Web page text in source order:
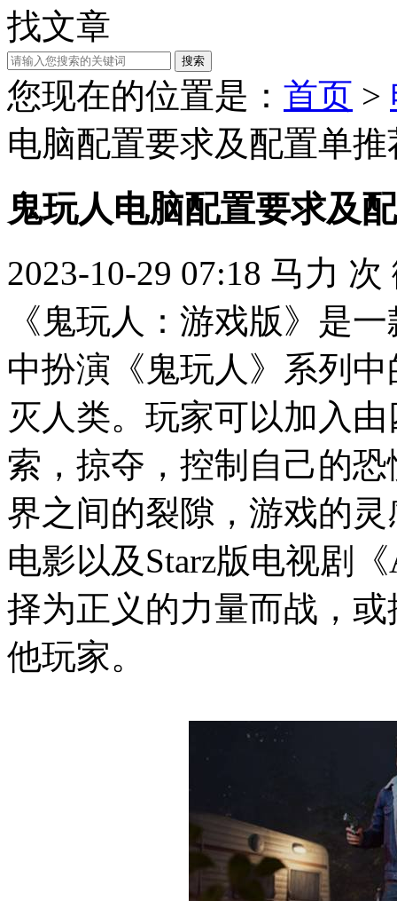
找文章
搜索
您现在的位置是： 首页 >
电脑配置要求及配置单推
鬼玩人电脑配置要求及
2023-10-29 07:18 马力 次
《鬼玩人：游戏版》是
中扮演《鬼玩人》系列
灭人类。玩家可以加入
索，掠夺，控制自己的
界之间的裂隙，游戏的
电影以及Starz版电视剧
择为正义的力量而战，
他玩家。